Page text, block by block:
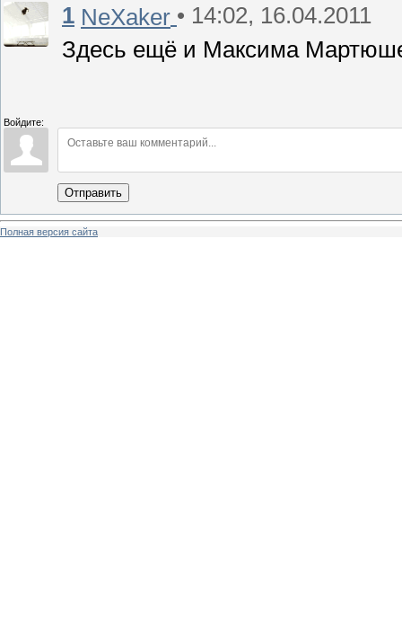
1 NeXaker • 14:02, 16.04.2011
Здесь ещё и Максима
Войдите:
Отправить
Полная версия сайта